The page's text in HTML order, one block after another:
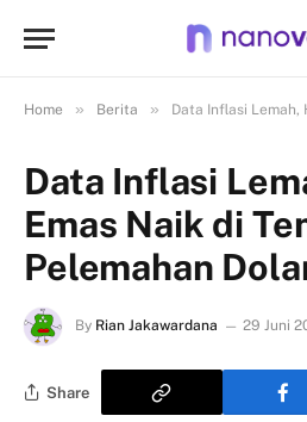
Home » Berita » Data Inflasi Lemah, Harga
Data Inflasi
Emas Naik di
Pelemahan
By Rian Jakawardana 29 Juni
Share